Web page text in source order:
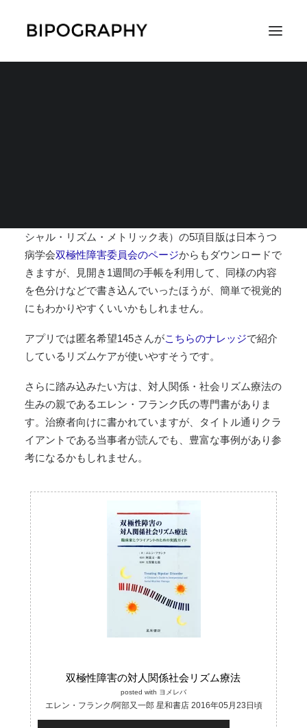
シャル・リズム・メトリック表）の5項目版は日本うつ
病学会双極性障害委員会のページからもダウンロードで
きますが、
見開き1週間の手帳を利用して、同様の内容
を色分けなどで書き込んでいったほうが、簡単で視覚的
にもわかりやすくいいかもしれません。
アプリでは匿名希望145さんがこちらのナレッジで紹介
しているリズムケアが使いやすそうです。
さらに踏み込みたい方は、対人関係・社会リズム療法の
生みの親であるエレン・フランク氏の専門書がありま
す。治療者向けに書かれていますが、タイトル通りクラ
イアントである当事者が読んでも、豊富な事例があり参
考になるかもしれません。
双極性障害の対人関係社会リズム療法
posted with ヨメレバ
エレン・フランク/阿部又一郎 星和書店 2016年05月23日頃